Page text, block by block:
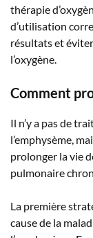
thérapie
d’utilisation
résultats et
l’oxygène.
Comment
Il n’y a pas de
l’emphysème,
prolonger la vie
pulmonaire
La première
cause de la